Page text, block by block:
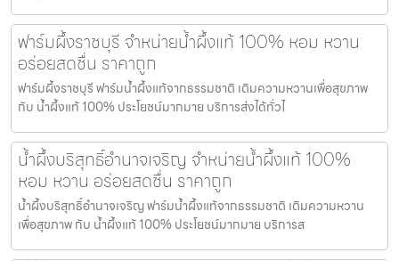
ฟาร์มผึ้งราชบุรี จำหน่ายน้ำผึ้งแท้ 100% หอม หวาน
อร่อยสดชื่น ราคาถูก
ฟาร์มผึ้งราชบุรี ฟาร์มน้ำผึ้งแท้จากธรรมชาติ เติมความหวานเพื่อสุขภาพ
กับ น้ำผึ้งแท้ 100% ประโยชน์มากมาย บริการส่งได้ทั่วไ
น้ำผึ้งบริสุทธิ์อำนาจเจริญ จำหน่ายน้ำผึ้งแท้ 100%
หอม หวาน อร่อยสดชื่น ราคาถูก
น้ำผึ้งบริสุทธิ์อำนาจเจริญ ฟาร์มน้ำผึ้งแท้จากธรรมชาติ เติมความหวาน
เพื่อสุขภาพ กับ น้ำผึ้งแท้ 100% ประโยชน์มากมาย บริการส